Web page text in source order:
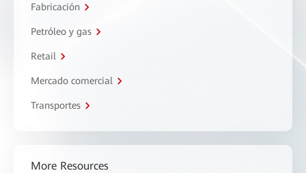
Fabricación
Petróleo y gas
Retail
Mercado comercial
Transportes
More Resources